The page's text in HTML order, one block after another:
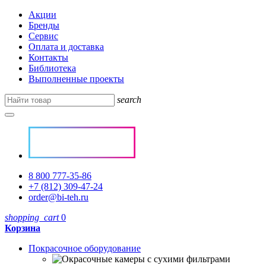
Акции
Бренды
Сервис
Оплата и доставка
Контакты
Библиотека
Выполненные проекты
search
8 800 777-35-86
+7 (812) 309-47-24
order@bi-teh.ru
shopping_cart 0
Корзина
Покрасочное оборудование